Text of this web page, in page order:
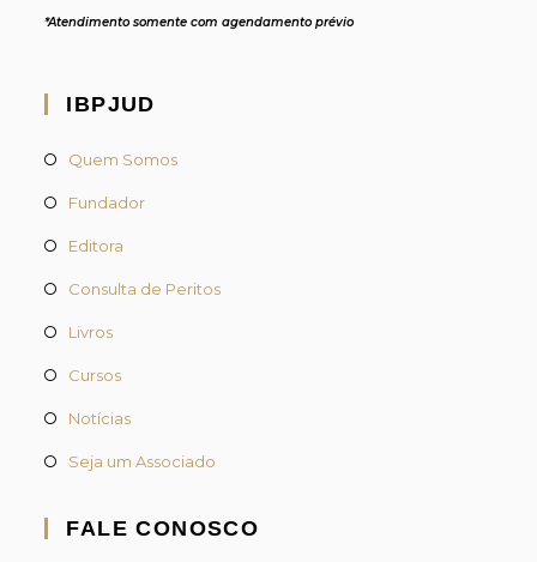
*Atendimento somente com agendamento prévio
IBPJUD
Quem Somos
Fundador
Editora
Consulta de Peritos
Livros
Cursos
Notícias
Seja um Associado
FALE CONOSCO